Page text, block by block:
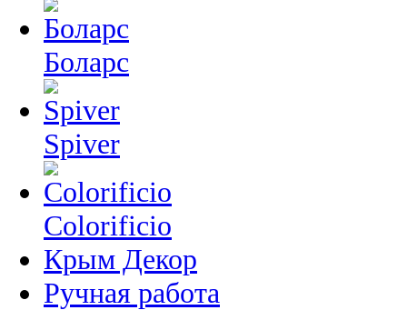
Боларс
Spiver
Colorificio
Крым Декор
Ручная работа